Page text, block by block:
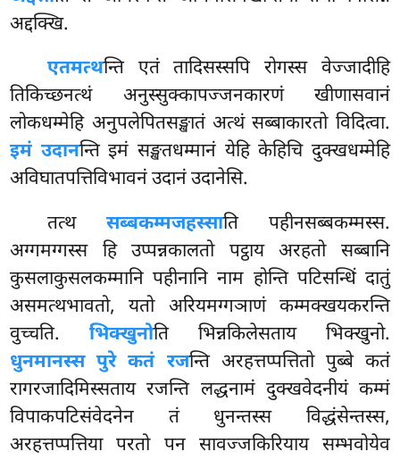
अद्दक्खि.
एतमत्थन्ति एतं तादिसस्सपि रोगस्स वेज्जादीहि
तिकिच्छनत्थं अनुस्सुक्कापज्जनकारणं खीणासवानं
लोकधम्मेहि अनुपलेपितसङ्खातं अत्थं सब्बाकारतो विदित्वा.
इमं उदानन्ति इमं सङ्खतधम्मानं येहि केहिचि दुक्खधम्मेहि
अविघातपत्तिविभावनं उदानं उदानेसि.
तत्थ सब्बकम्मजहस्साति पहीनसब्बकम्मस्स.
अग्गमग्गस्स हि उप्पन्नकालतो पट्ठाय अरहतो सब्बानि
कुसलाकुसलकम्मानि पहीनानि नाम होन्ति पटिसन्धिं दातुं
असमत्थभावतो, यतो अरियमग्गञाणं कम्मक्खयकरन्ति
वुच्चति.भिक्खुनोति भिन्नकिलेसताय भिक्खुनो.
धुनमानस्स पुरे कतं रजन्ति अरहत्तप्पत्तितो पुब्बे कतं
रागरजादिमिस्सताय रजन्ति लद्धनामं दुक्खवेदनीयं कम्मं
विपाकपटिसंवेदनेन तं धुनन्तस्स विद्धंसेन्तस्स,
अरहत्तप्पत्तिया परतो पन सावज्जकिरियाय सम्भवोयेव